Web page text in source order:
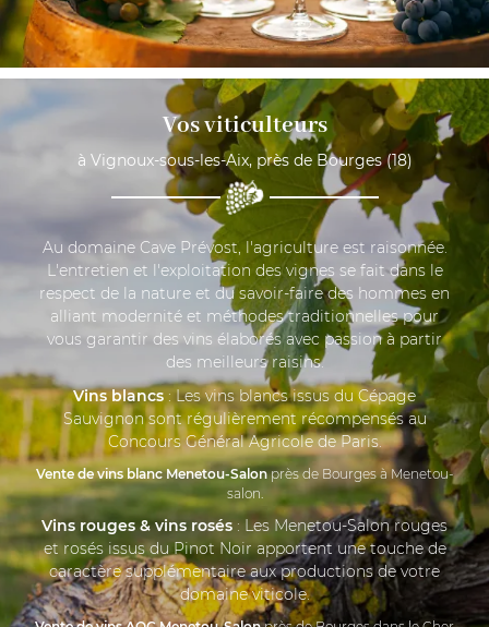
Vos viticulteurs
à Vignoux-sous-les-Aix, près de Bourges (18)
Au domaine Cave Prévost, l'agriculture est raisonnée.
L'entretien et l'exploitation des vignes se fait dans le
respect de la nature et du savoir-faire des hommes en
alliant modernité et méthodes traditionnelles pour
vous garantir des vins élaborés avec passion à partir
des meilleurs raisins.
Vins blancs : Les vins blancs issus du Cépage
Sauvignon sont régulièrement récompensés au
Concours Général Agricole de Paris.
Vente de vins blanc Menetou-Salonprès de Bourges à Menetou-
salon.
Vins rouges & vins rosés : Les Menetou-Salon rouges
et rosés issus du Pinot Noir apportent une touche de
caractère supplémentaire aux productions de votre
domaine viticole.